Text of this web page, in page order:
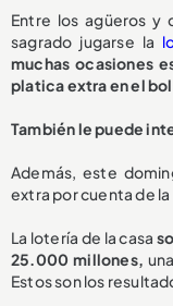
Entre los agüeros y
sagrado jugarse la
muchas ocasiones
platica extra en el
También le puede
Además, este
extra por cuenta de la
La lotería de la casa
25.000 millones,
Estos son los